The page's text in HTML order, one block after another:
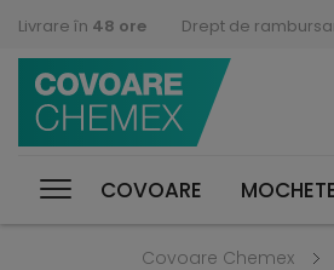
Livrare în 48 ore Drept de
COVOARE
Covoare Chemex